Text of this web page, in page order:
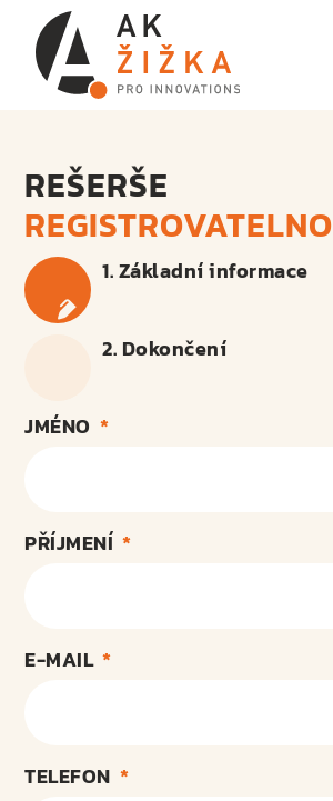
REŠERŠE
1. Základní informace
2. Dokončení
JMÉNO
PŘÍJMENÍ
E-MAIL
TELEFON